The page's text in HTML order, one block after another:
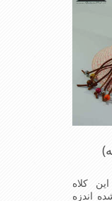
کلاه
اندزه